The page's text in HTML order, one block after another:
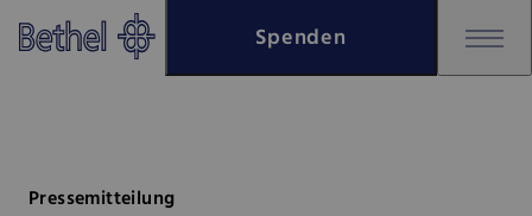
Zum Hauptinhalt springen
Zur Fußzeile springen
Spenden
Pressemitteilung